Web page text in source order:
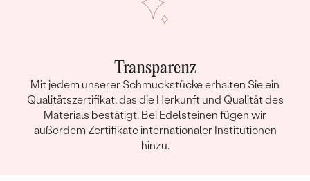
Transparenz
Mit jedem unserer Schmuckstücke erhalten Sie ein
Qualitätszertifikat, das die Herkunft und Qualität des
Materials bestätigt. Bei Edelsteinen fügen wir
außerdem Zertifikate internationaler Institutionen
hinzu.